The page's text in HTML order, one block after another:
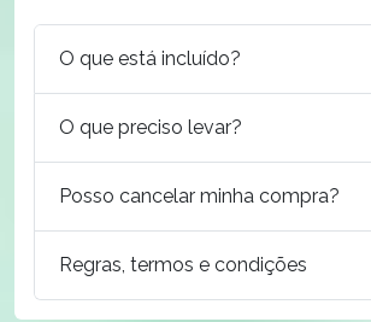
O que está incluído?
O que preciso levar?
Posso cancelar minha compra?
Regras, termos e condições